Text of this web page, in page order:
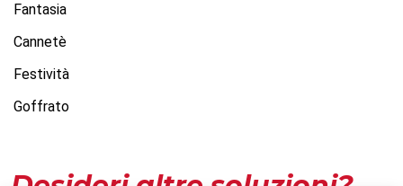
Fantasia
Cannetè
Festività
Goffrato